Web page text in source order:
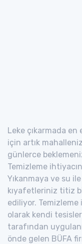
Leke çıkarmada
için artık
günlerce
Temizleme
Yıkanmaya ve su
kıyafetleriniz titiz
ediliyor.
olarak kendi
tarafından
önde gelen BÜFA